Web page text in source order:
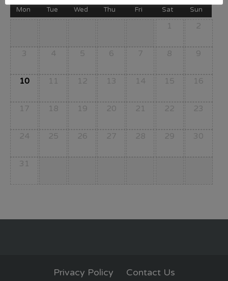
Mon Tue Wed Thu Fri Sat Sun
1 2
3 4 5 6 7 8 9
10 11 12 13 14 15 16
17 18 19 20 21 22 23
24 25 26 27 28 29 30
31
Privacy Policy Contact Us